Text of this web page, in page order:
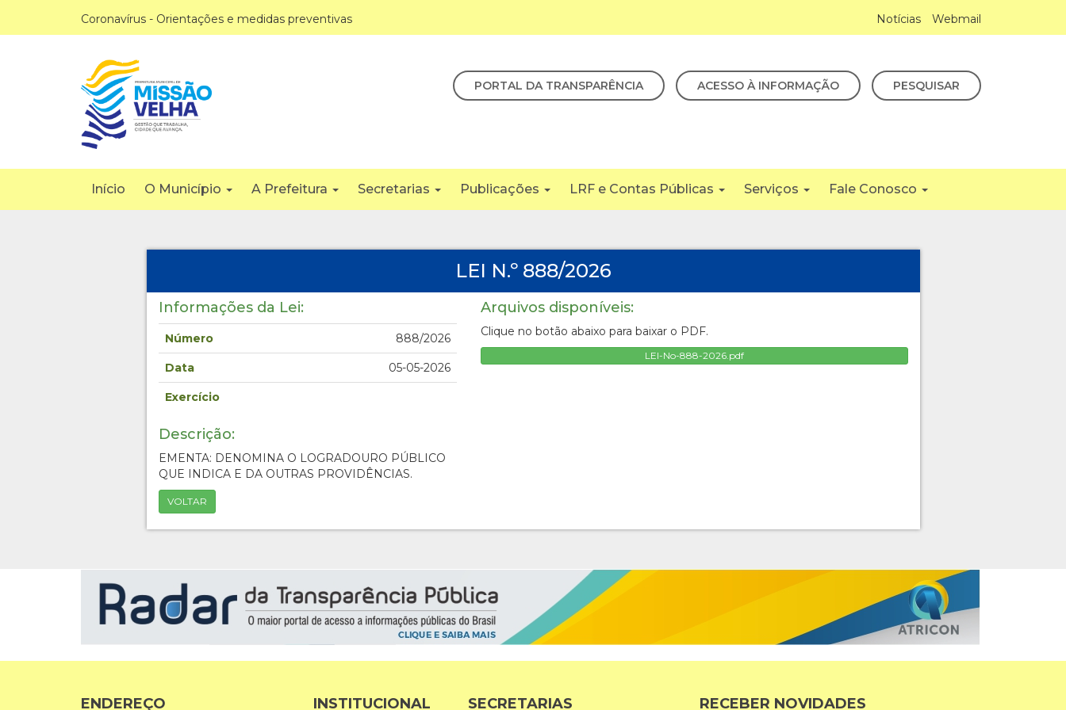
Coronavírus - Orientações e medidas preventivas Notícias Webmail
PORTAL DA TRANSPARÊNCIA ACESSO À INFORMAÇÃO PESQUISAR
Início O Município A Prefeitura Secretarias Publicações LRF e Contas Públicas Serviços Fale Conosco
LEI N.º 888/2026
Informações da Lei:
Número 888/2026
Data 05-05-2026
Exercício
Descrição:
EMENTA: DENOMINA O LOGRADOURO PÚBLICO
QUE INDICA E DA OUTRAS PROVIDÊNCIAS.
VOLTAR
Arquivos disponíveis:
Clique no botão abaixo para baixar o PDF.
LEI-No-888-2026.pdf
ENDEREÇO INSTITUCIONAL SECRETARIAS RECEBER NOVIDADES